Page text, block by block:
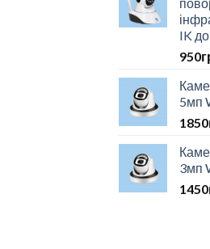
IK
950
5мп
1850
3мп
1450